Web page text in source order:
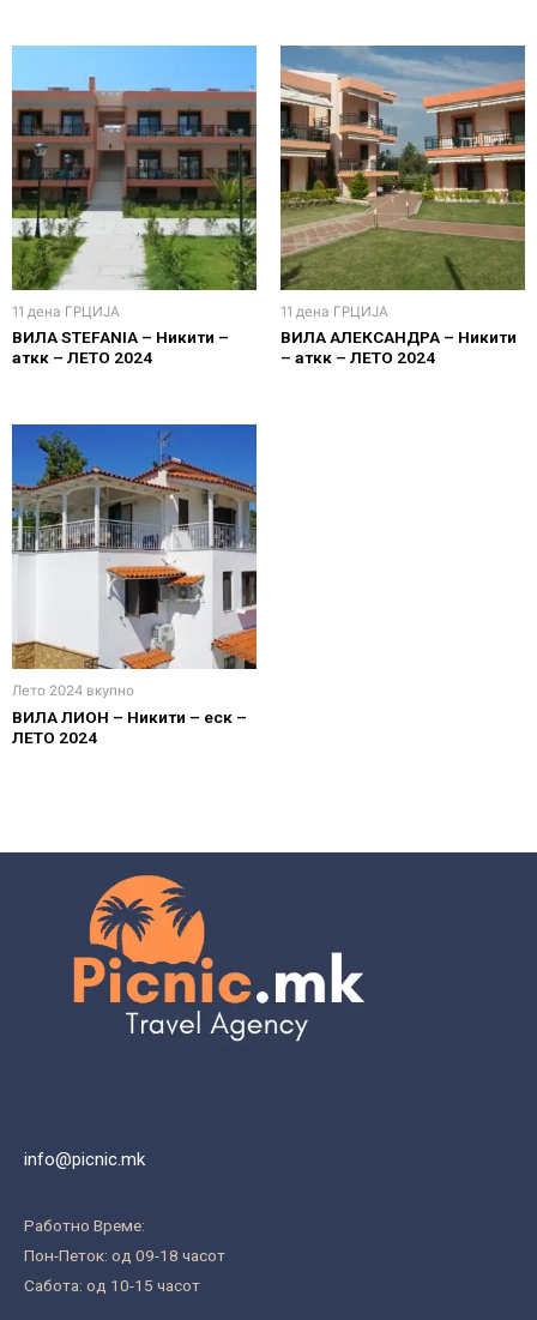
11 дена ГРЦИЈА
ВИЛА STEFANIA – Никити –
аткк – ЛЕТО 2024
11 дена ГРЦИЈА
ВИЛА АЛЕКСАНДРА – Никити
– аткк – ЛЕТО 2024
Лето 2024 вкупно
ВИЛА ЛИОН – Никити – еск –
ЛЕТО 2024
info@picnic.mk
Работно Време:
Пон-Петок: од 09-18 часот
Сабота: од 10-15 часот